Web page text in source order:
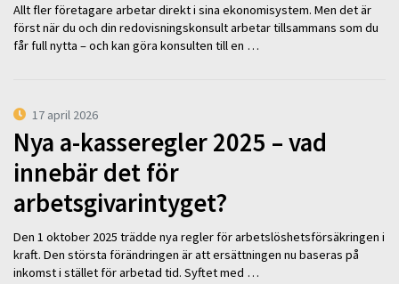
Allt fler företagare arbetar direkt i sina ekonomisystem. Men det är
först när du och din redovisningskonsult arbetar tillsammans som du
får full nytta – och kan göra konsulten till en …
17 april 2026
Nya a-kasseregler 2025 – vad
innebär det för
arbetsgivarintyget?
Den 1 oktober 2025 trädde nya regler för arbetslöshetsförsäkringen i
kraft. Den största förändringen är att ersättningen nu baseras på
inkomst i stället för arbetad tid. Syftet med …